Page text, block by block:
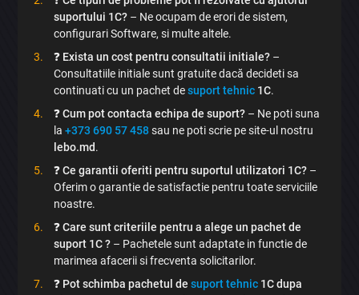
suportului 1C? – Ne ocupam de erori de sistem,
configurari Software, si multe altele.
❓ Exista un cost pentru consultatii initiale? –
Consultatiile initiale sunt gratuite dacă decideti sa
continuati cu un pachet desuport tehnic 1C.
❓Cum pot contacta echipa de suport? – Ne poti suna
la+373 690 57 458sau ne poti scrie pe site-ul nostru
lebo.md.
❓Ce garantii oferiti pentru suportul utilizatori 1C? –
Oferim o garantie de satisfactie pentru toate serviciile
noastre.
❓Care sunt criteriile pentru a alege un pachet de
suport 1C ? – Pachetele sunt adaptate in functie de
marimea afacerii si frecventa solicitarilor.
❓ Pot schimba pachetul desuport tehnic 1C dupa
×
Discută aplicația
Trimite